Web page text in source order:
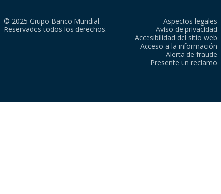
© 2025 Grupo Banco Mundial.
Reservados todos los derechos.
Aspectos legales
Aviso de privacidad
Accesibilidad del sitio web
Acceso a la información
Alerta de fraude
Presente un reclamo